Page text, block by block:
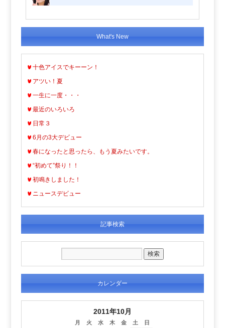
What's New
十色アイスでキーーン！
アツい！夏
一生に一度・・・
最近のいろいろ
日常３
6月の3大デビュー
春になったと思ったら、もう夏みたいです。
“初めて”祭り！！
初鳴きしました！
ニュースデビュー
記事検索
カレンダー
2011年10月
月 火 水 木 金 土 日